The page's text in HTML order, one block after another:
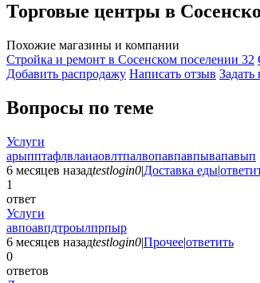
Торговые центры в
Похожие магазины и компании
Стройка и ремонт в Сосенском поселении 32
Добавить раcпродажу Написать отзыв Задать
Вопросы по теме
Услуги
арыпптафлвлаиаовлтпалвопавпавпывапавып
6 месяцев назадtestlogin0|Доставка еды|
1
ответ
Услуги
авпоавпдтроылпрпыр
6 месяцев назадtestlogin0|Прочее|ответить
0
ответов